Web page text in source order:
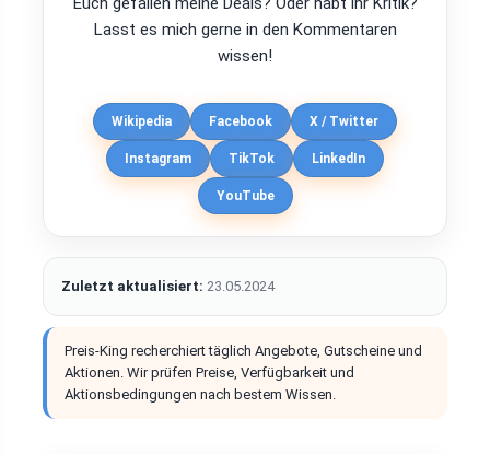
Lasst es mich gerne in den Kommentaren
wissen!
Wikipedia Facebook X / Twitter
Instagram TikTok LinkedIn
YouTube
Zuletzt aktualisiert: 23.05.2024
Preis-King recherchiert täglich Angebote, Gutscheine und
Aktionen. Wir prüfen Preise, Verfügbarkeit und
Aktionsbedingungen nach bestem Wissen.